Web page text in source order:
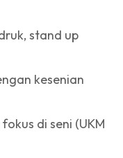
stand up
kesenian
di seni (UKM